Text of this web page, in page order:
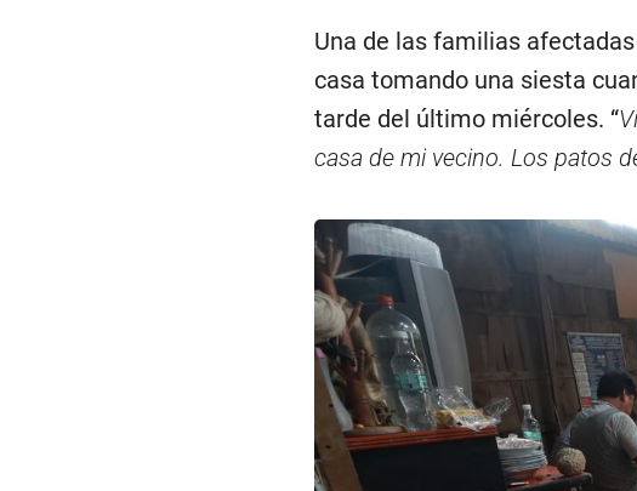
Una de las familias
casa tomando una siesta
tarde del último miércoles. “
casa de mi vecino. Los patos